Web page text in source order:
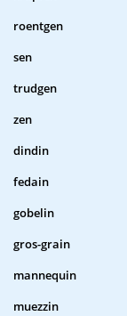
roentgen
sen
trudgen
zen
dindin
fedain
gobelin
gros-grain
mannequin
muezzin